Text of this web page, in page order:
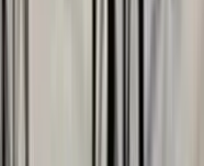
সরকারি